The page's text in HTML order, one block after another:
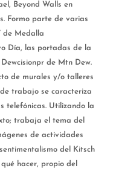
Beyond Walls en
Formo parte de varias
de Medalla
Día, las portadas de la
de Mtn Dew.
de murales y/o talleres
trabajo se caracteriza
telefónicas. Utilizando la
trabaja el tema del
de actividades
del Kitsch
hacer, propio del